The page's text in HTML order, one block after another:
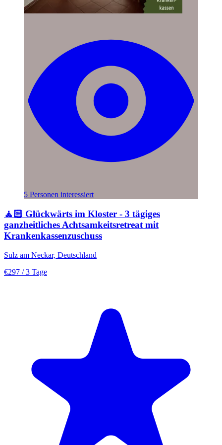
5 Personen interessiert
🧘🏻 Glückwärts im Kloster - 3 tägiges
ganzheitliches Achtsamkeitsretreat mit
Krankenkassenzuschuss
Sulz am Neckar, Deutschland
€297 / 3 Tage